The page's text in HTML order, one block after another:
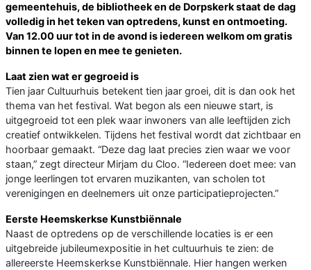
gemeentehuis, de bibliotheek en de Dorpskerk staat de dag
volledig in het teken van optredens, kunst en ontmoeting.
Van 12.00 uur tot in de avond is iedereen welkom om gratis
binnen te lopen en mee te genieten.
Laat zien wat er gegroeid is
Tien jaar Cultuurhuis betekent tien jaar groei, dit is dan ook het
thema van het festival. Wat begon als een nieuwe start, is
uitgegroeid tot een plek waar inwoners van alle leeftijden zich
creatief ontwikkelen. Tijdens het festival wordt dat zichtbaar en
hoorbaar gemaakt. “Deze dag laat precies zien waar we voor
staan,” zegt directeur Mirjam du Cloo. “Iedereen doet mee: van
jonge leerlingen tot ervaren muzikanten, van scholen tot
verenigingen en deelnemers uit onze participatieprojecten.”
Eerste Heemskerkse Kunstbiënnale
Naast de optredens op de verschillende locaties is er een
uitgebreide jubileumexpositie in het cultuurhuis te zien: de
allereerste Heemskerkse Kunstbiënnale. Hier hangen werken